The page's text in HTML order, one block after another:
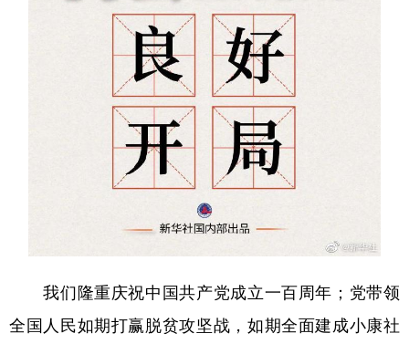
我们隆重庆祝中国共产党成立一百周年；党带领
全国人民如期打赢脱贫攻坚战，如期全面建成小康社